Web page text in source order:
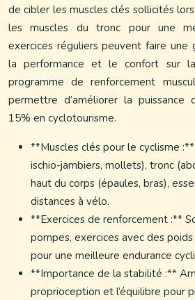
de cibler les muscles clés sollicités
les muscles du tronc pour une
exercices réguliers peuvent faire une
la performance et le confort sur
programme de renforcement
permettre d’améliorer la puissance
15% en cyclotourisme.
**Muscles clés pour le cyclisme
ischio-jambiers, mollets), tronc
haut du corps (épaules, bras),
distances à vélo.
**Exercices de renforcement :**
pompes, exercices avec des
pour une meilleure endurance
**Importance de la stabilité :**
proprioception et l’équilibre pour